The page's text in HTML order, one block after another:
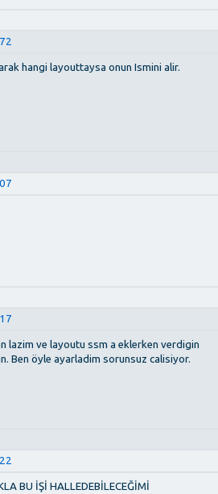
hangi layouttaysa onun Ismini alir.
lazim ve layoutu ssm a eklerken verdigin
Ben öyle ayarladim sorunsuz calisiyor.
BU İŞİ HALLEDEBİLECEĞİMİ